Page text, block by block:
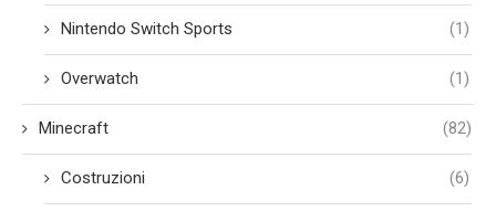
Nintendo Switch Sports (1)
Overwatch (1)
Minecraft (82)
Costruzioni (6)